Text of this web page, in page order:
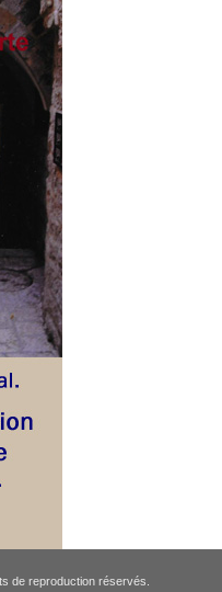
de reproduction réservés.